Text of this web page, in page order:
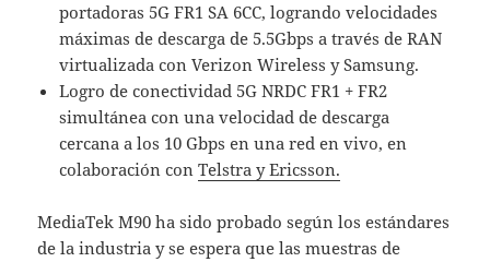
portadoras 5G FR1 SA 6CC, logrando velocidades
máximas de descarga de 5.5Gbps a través de RAN
virtualizada con Verizon Wireless y Samsung.
Logro de conectividad 5G NRDC FR1 + FR2
simultánea con una velocidad de descarga
cercana a los 10 Gbps en una red en vivo, en
colaboración conTelstra y Ericsson.
MediaTek M90 ha sido probado según los estándares
de la industria y se espera que las muestras de